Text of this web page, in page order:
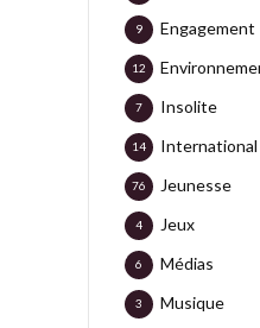
Engagement
9
12
Insolite
7
International
14
Jeunesse
76
Jeux
4
Médias
6
Musique
3